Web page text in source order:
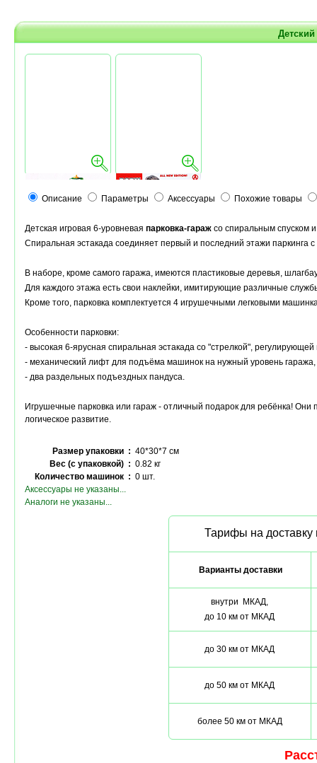
Детский
Описание Параметры Аксессуары Похожие товары
Детская игровая 6-уровневая парковка-гараж со спиральным спуском
Спиральная эстакада соединяет первый и последний этажи паркинга
В наборе, кроме самого гаража, имеются пластиковые деревья,
Для каждого этажа есть свои наклейки, имитирующие различные
Кроме того, парковка комплектуется 4 игрушечными легковыми
Особенности парковки:
- высокая 6-ярусная спиральная эстакада со "стрелкой",
- механический лифт для подъёма машинок на нужный уровень гаража,
- два раздельных подъездных пандуса.
Игрушечные парковка или гараж - отличный подарок для ребёнка!
логическое развитие.
Размер упаковки : 40*30*7 см
Вес (с упаковкой) : 0.82 кг
Количество машинок : 0 шт.
Аксессуары не указаны...
Аналоги не указаны...
Тарифы на доставку
Варианты доставки
внутри МКАД,
до 10 км от МКАД
до 30 км от МКАД
до 50 км от МКАД
более 50 км от МКАД